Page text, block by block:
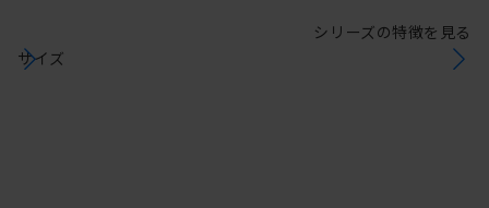
サイズ
シリーズの特徴を見る